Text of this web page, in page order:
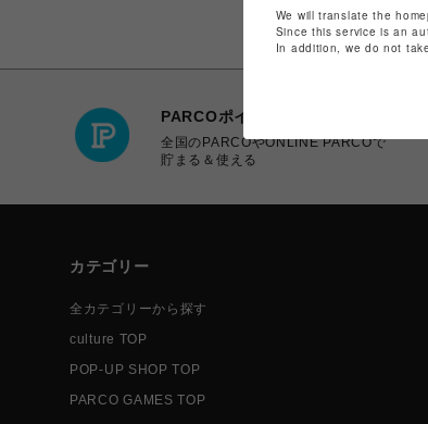
PARCOポイント
全国のPARCOやONLINE PARCOで
貯まる＆使える
カテゴリー
全カテゴリーから探す
culture TOP
POP-UP SHOP TOP
PARCO GAMES TOP
We will translate the
Since this service is an
In addition, we do not